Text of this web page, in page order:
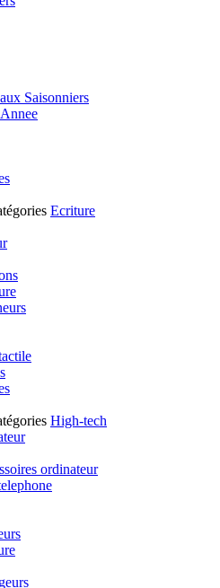
Saisonniers
Ecriture
High-tech
ordinateur